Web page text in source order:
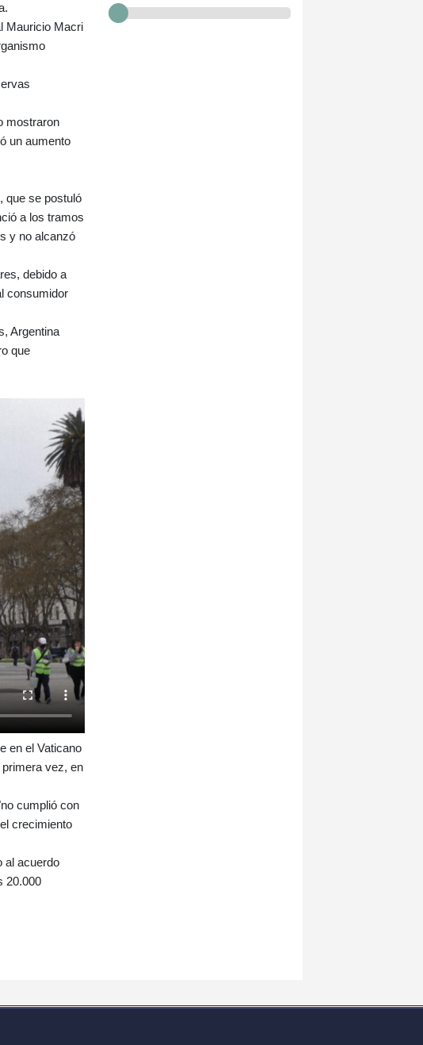
Mauricio Macri
mostraron
un aumento
que se postuló
a los tramos
y no alcanzó
debido a
consumidor
Argentina
que
en el Vaticano
vez, en
cumplió con
crecimiento
al acuerdo
20.000